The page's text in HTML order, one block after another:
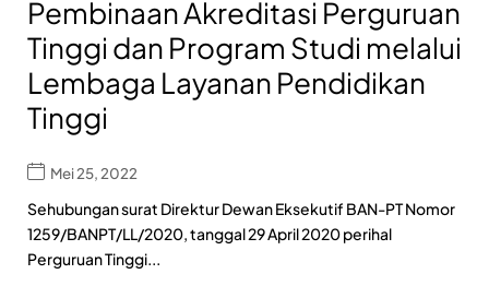
Pembinaan Akreditasi Perguruan
Tinggi dan Program Studi melalui
Lembaga Layanan Pendidikan
Tinggi
Mei 25, 2022
Sehubungan surat Direktur Dewan Eksekutif BAN-PT Nomor
1259/BANPT/LL/2020, tanggal 29 April 2020 perihal
Perguruan Tinggi...